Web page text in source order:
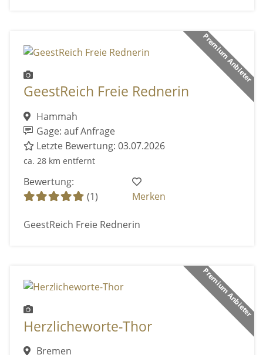
Premium Anbieter
GeestReich Freie Rednerin
Hammah
Gage: auf Anfrage
Letzte Bewertung: 03.07.2026
ca. 28 km entfernt
Bewertung:
(1)
Merken
GeestReich Freie Rednerin
Premium Anbieter
Herzlicheworte-Thor
Bremen